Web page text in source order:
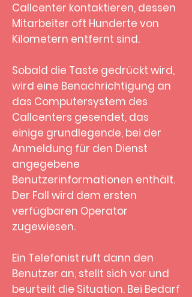
Callcenter kontaktieren, dessen
Mitarbeiter oft Hunderte von
Kilometern entfernt sind.
Sobald die Taste gedrückt wird,
wird eine Benachrichtigung an
das Computersystem des
Callcenters gesendet, das
einige grundlegende, bei der
Anmeldung für den Dienst
angegebene
Benutzerinformationen enthält.
Der Fall wird dem ersten
verfügbaren Operator
zugewiesen.
Ein Telefonist ruft dann den
Benutzer an, stellt sich vor und
beurteilt die Situation. Bei Bedarf